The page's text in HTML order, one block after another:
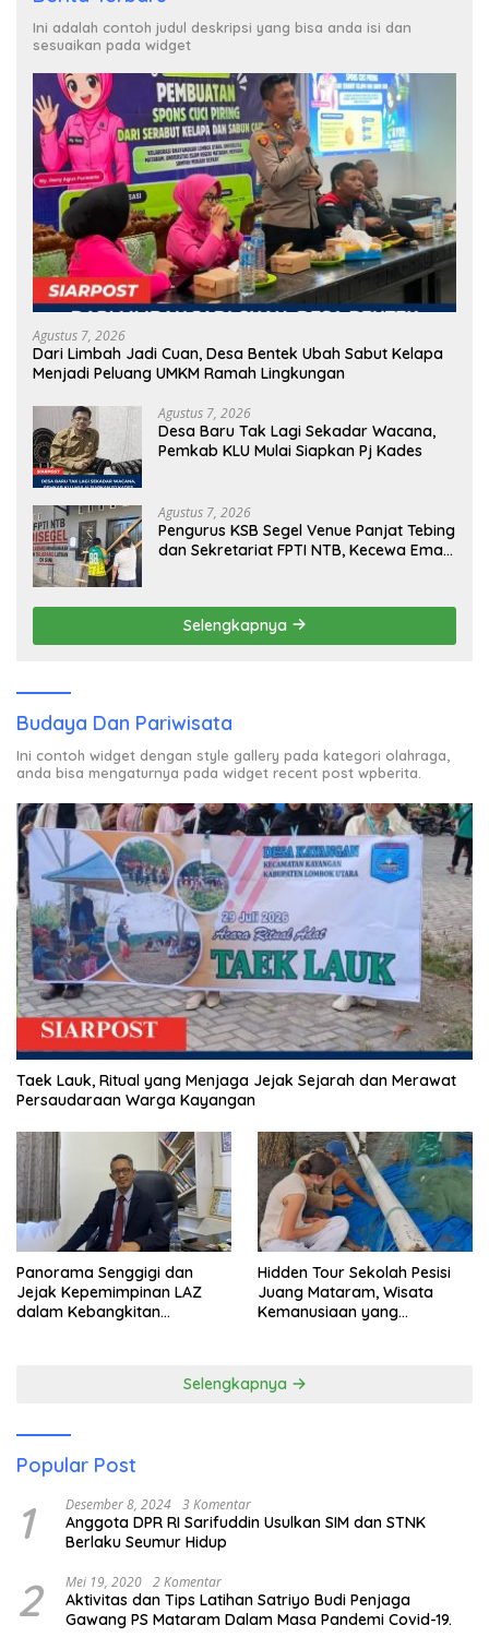
Ini adalah contoh judul deskripsi yang bisa anda isi dan
sesuaikan pada widget
Agustus 7, 2026
Dari Limbah Jadi Cuan, Desa Bentek Ubah Sabut Kelapa
Menjadi Peluang UMKM Ramah Lingkungan
Agustus 7, 2026
Desa Baru Tak Lagi Sekadar Wacana,
Pemkab KLU Mulai Siapkan Pj Kades
Agustus 7, 2026
Pengurus KSB Segel Venue Panjat Tebing
dan Sekretariat FPTI NTB, Kecewa Emas
Selengkapnya
Budaya Dan Pariwisata
Ini contoh widget dengan style gallery pada kategori olahraga,
anda bisa mengaturnya pada widget recent post wpberita.
Taek Lauk, Ritual yang Menjaga Jejak Sejarah dan Merawat
Persaudaraan Warga Kayangan
Panorama Senggigi dan
Jejak Kepemimpinan LAZ
dalam Kebangkitan
Hidden Tour Sekolah Pesisi
Juang Mataram, Wisata
Kemanusiaan yang
Selengkapnya
Popular Post
1 Desember 8, 2024 3 Komentar
Anggota DPR RI Sarifuddin Usulkan SIM dan STNK
Berlaku Seumur Hidup
2 Mei 19, 2020 2 Komentar
Aktivitas dan Tips Latihan Satriyo Budi Penjaga
Gawang PS Mataram Dalam Masa Pandemi Covid-19.